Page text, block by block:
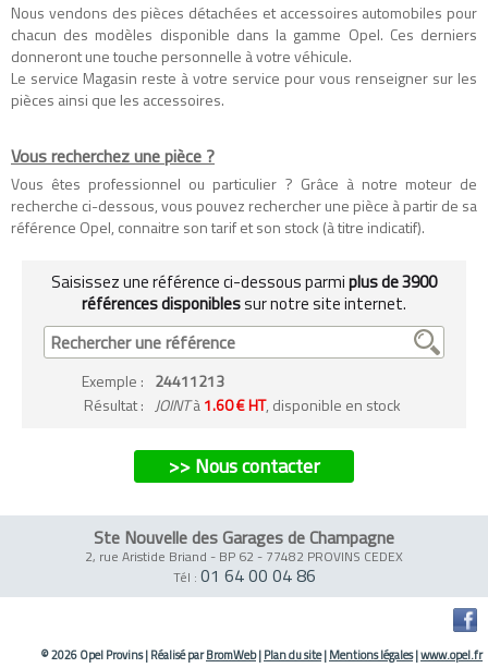
Nous vendons des pièces détachées etaccessoires automobiles pour
chacun des modèles disponible dans la gamme Opel. Ces derniers
donneront une touche personnelle à votre véhicule.
Le service Magasin reste à votre service pour vous renseigner sur les
pièces ainsi que les accessoires.
Vous recherchez une pièce ?
Vous êtes professionnel ou particulier ? Grâce à notre moteur de
recherche ci-dessous, vous pouvez rechercher une pièce à partir de sa
référence Opel, connaitre son tarif et son stock (à titre indicatif).
Saisissez une référence ci-dessous parmiplus de 3900
références disponiblessur notre site internet.
Exemple : 24411213
Résultat : JOINTà1.60 € HT, disponible en stock
>> Nous contacter
Ste Nouvelle des Garages de Champagne
2, rue Aristide Briand - BP 62 - 77482 PROVINS CEDEX
Tél : 01 64 00 04 86
© 2026 Opel Provins|Réalisé parBromWeb|Plan du site|Mentions légales|www.opel.fr